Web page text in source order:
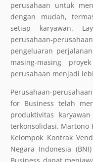
perusahaan untuk
dengan mudah,
setiap karyawan.
perusahaan-
pengeluaran
masing-masing
perusahaan menjadi
Perusahaan-
for Business telah
produktivitas
terkonsolidasi. Martono
Kelompok Kontrak
Negara Indonesia